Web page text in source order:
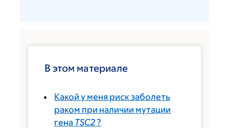
В этом материале
Какой у меня риск заболеть
раком при наличии мутации
гена TSC2?